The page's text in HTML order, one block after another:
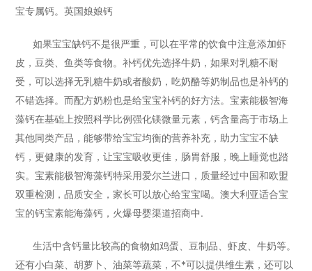
宝专属钙。英国娘娘钙
如果宝宝缺钙不是很严重，可以在平常的饮食中注意添加虾
皮，豆类、鱼类等食物。补钙优先选择牛奶，如果对乳糖不耐
受，可以选择无乳糖牛奶或者酸奶，吃奶酪等奶制品也是补钙的
不错选择。而配方奶粉也是给宝宝补钙的好方法。宝素能极智海
藻钙在基础上按照科学比例强化镁微量元素，钙含量高于市场上
其他同类产品，能够带给宝宝均衡的营养补充，助力宝宝不缺
钙，更健康的发育，让宝宝吸收更佳，肠胃舒服，晚上睡觉也踏
实。宝素能极智海藻钙特采用爱尔兰进口，质量经过中国和欧盟
双重检测，品质安全，家长可以放心给宝宝喝。澳大利亚适合宝
宝的钙宝素能海藻钙，火爆母婴渠道招商中.
生活中含钙量比较高的食物如鸡蛋、豆制品、虾皮、牛奶等。
还有小白菜、胡萝卜、油菜等蔬菜，不*可以提供维生素，还可以